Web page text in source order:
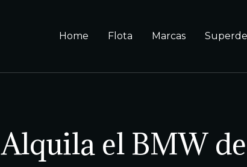
Home Flota Marcas
Alquila el BMW